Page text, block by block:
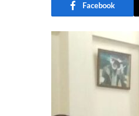
Facebook